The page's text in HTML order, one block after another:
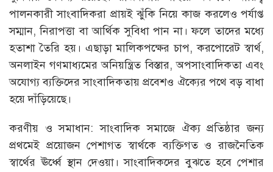
পালনকারী সাংবাদিকরা প্রায়ই ঝুঁকি নিয়ে কাজ করলেও পর্যাপ্ত
সম্মান, নিরাপত্তা বা আর্থিক সুবিধা পান না। ফলে তাদের মধ্যে
হতাশা তৈরি হয়। এছাড়া মালিকপক্ষের চাপ, করপোরেট স্বার্থ,
অনলাইন গণমাধ্যমের অনিয়ন্ত্রিত বিস্তার, অপসাংবাদিকতা এবং
অযোগ্য ব্যক্তিদের সাংবাদিকতায় প্রবেশও ঐক্যের পথে বড় বাধা
হয়ে দাঁড়িয়েছে।
করণীয় ও সমাধান: সাংবাদিক সমাজে ঐক্য প্রতিষ্ঠার জন্য
প্রথমেই প্রয়োজন পেশাগত স্বার্থকে ব্যক্তিগত ও রাজনৈতিক
স্বার্থের ঊর্ধ্বে স্থান দেওয়া। সাংবাদিকদের বুঝতে হবে পেশার